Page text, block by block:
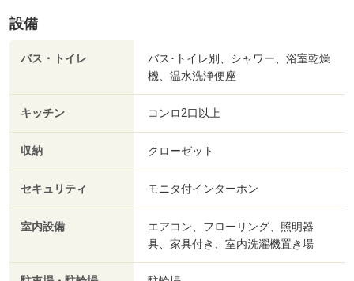
設備
バス・トイレ
バス･トイレ別、シャワー、浴室乾燥
機、温水洗浄便座
キッチン コンロ2口以上
収納 クローゼット
セキュリティ モニタ付インターホン
室内設備
エアコン、フローリング、照明器
具、家具付き、室内洗濯機置き場